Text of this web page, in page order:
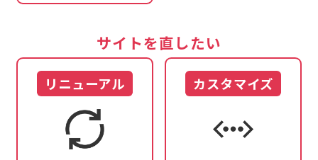
サイトを直したい
リニューアル カスタマイズ